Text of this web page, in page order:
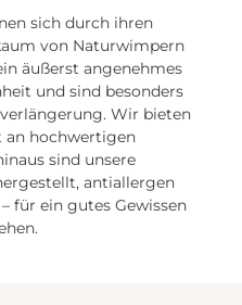
sich durch ihren
von Naturwimpern
äußerst angenehmes
und sind besonders
Wir bieten
an hochwertigen
sind unsere
antiallergen
für ein gutes Gewissen